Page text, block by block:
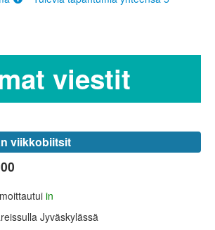
viestit
viikkobiitsit
in
Jyväskylässä